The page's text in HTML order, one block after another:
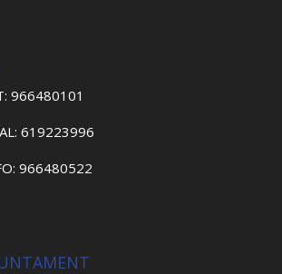
966480101
619223996
966480522